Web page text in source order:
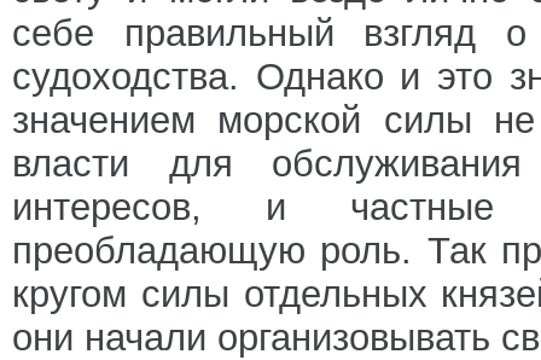
себе правильный взгляд
судоходства. Однако и это
значением морской силы
власти для
интересов, и частные
преобладающую роль. Так
кругом силы отдельных
они начали организовывать